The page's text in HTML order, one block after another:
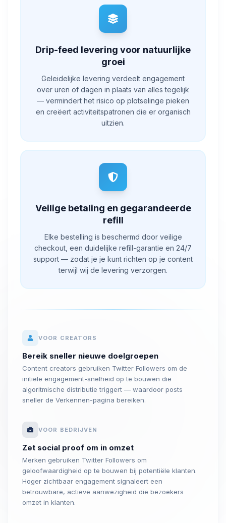
Drip-feed levering voor natuurlijke
groei
Geleidelijke levering verdeelt engagement
over uren of dagen in plaats van alles tegelijk
— vermindert het risico op plotselinge pieken
en creëert activiteitspatronen die er organisch
uitzien.
Veilige betaling en gegarandeerde
refill
Elke bestelling is beschermd door veilige
checkout, een duidelijke refill-garantie en 24/7
support — zodat je je kunt richten op je content
terwijl wij de levering verzorgen.
VOOR CREATORS
Bereik sneller nieuwe doelgroepen
Content creators gebruiken Twitter Followers om de
initiële engagement-snelheid op te bouwen die
algoritmische distributie triggert — waardoor posts
sneller de Verkennen-pagina bereiken.
VOOR BEDRIJVEN
Zet social proof om in omzet
Merken gebruiken Twitter Followers om
geloofwaardigheid op te bouwen bij potentiële klanten.
Hoger zichtbaar engagement signaleert een
betrouwbare, actieve aanwezigheid die bezoekers
omzet in klanten.